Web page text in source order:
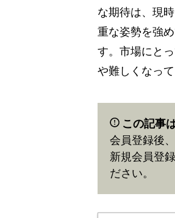
な期待は、現
重な姿勢を強
す。市場にと
や難しくなっ
この記事
会員登録後
新規会員登
ださい。